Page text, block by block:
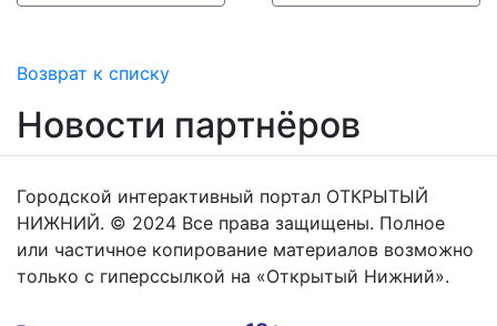
Возврат к списку
Новости партнёров
Городской интерактивный портал ОТКРЫТЫЙ
НИЖНИЙ. © 2024 Все права защищены. Полное
или частичное копирование материалов возможно
только с гиперссылкой на «Открытый Нижний».